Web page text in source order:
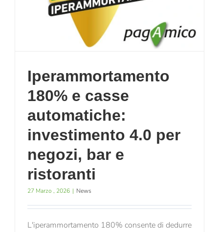
Iperammortamento
180% e casse
automatiche:
investimento 4.0 per
negozi, bar e
ristoranti
27 Marzo , 2026 | News
L'iperammortamento 180% consente di dedurre